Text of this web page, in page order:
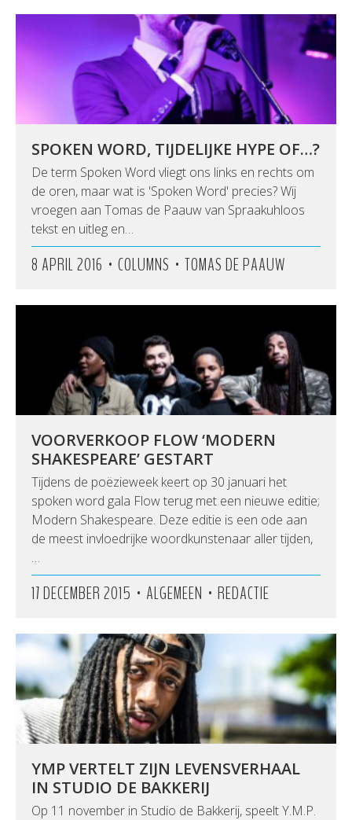
SPOKEN WORD, TIJDELIJKE HYPE OF…?
De term Spoken Word vliegt ons links en rechts om
de oren, maar wat is 'Spoken Word' precies? Wij
vroegen aan Tomas de Paauw van Spraakuhloos
tekst en uitleg en…
8 APRIL 2016 • COLUMNS • TOMAS DE PAAUW
VOORVERKOOP FLOW ‘MODERN
SHAKESPEARE’ GESTART
Tijdens de poëzieweek keert op 30 januari het
spoken word gala Flow terug met een nieuwe editie;
Modern Shakespeare. Deze editie is een ode aan
de meest invloedrijke woordkunstenaar aller tijden,
…
17 DECEMBER 2015 • ALGEMEEN • REDACTIE
YMP VERTELT ZIJN LEVENSVERHAAL
IN STUDIO DE BAKKERIJ
Op 11 november in Studio de Bakkerij, speelt Y.M.P.